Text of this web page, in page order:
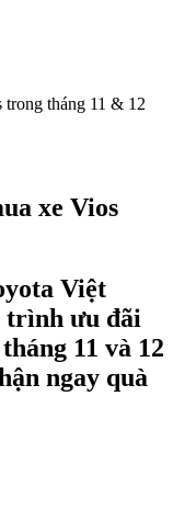
trong tháng 11 & 12
xe Vios
Việt
trình ưu đãi
11 và 12
ngay quà